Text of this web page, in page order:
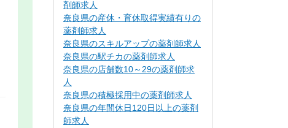
剤師求人
奈良県の産休・育休取得実績有りの
薬剤師求人
奈良県のスキルアップの薬剤師求人
奈良県の駅チカの薬剤師求人
奈良県の店舗数10～29の薬剤師求
人
奈良県の積極採用中の薬剤師求人
奈良県の年間休日120日以上の薬剤
師求人